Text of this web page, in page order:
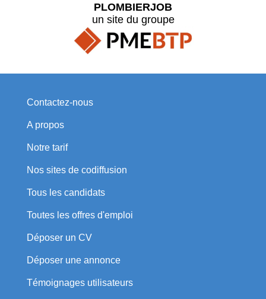
PLOMBIERJOB
un site du groupe
Contactez-nous
A propos
Notre tarif
Nos sites de codiffusion
Tous les candidats
Toutes les offres d'emploi
Déposer un CV
Déposer une annonce
Témoignages utilisateurs